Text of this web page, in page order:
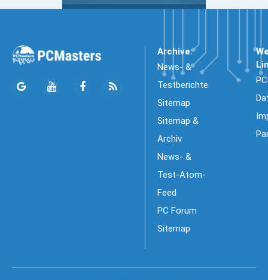
Archive:
News- &
Testberichte
Sitemap
Sitemap &
Archiv
News- &
Test-Atom-
Feed
PC Forum
Sitemap